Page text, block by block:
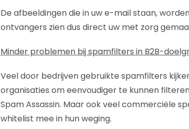
De afbeeldingen die in uw e-mail staan,
ontvangers zien dus direct uw met zorg
Minder problemen bij spamfilters in B2B-
Veel door bedrijven gebruikte spamfilters
organisaties om eenvoudiger te kunnen
Spam Assassin. Maar ook veel commerciële
whitelist mee in hun weging.